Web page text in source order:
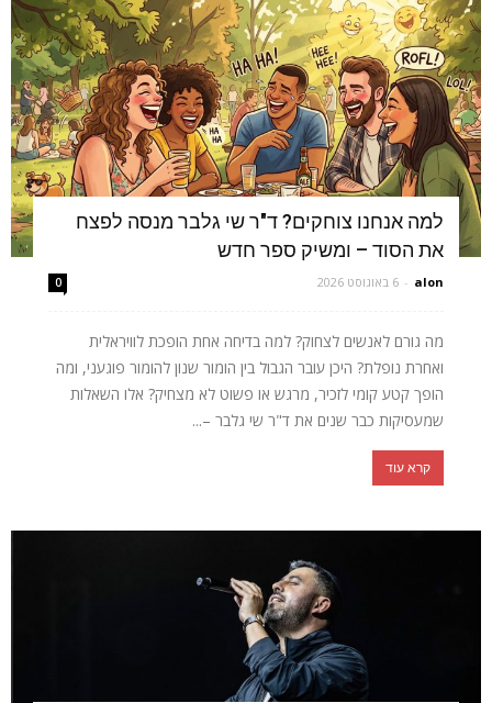
למה אנחנו צוחקים? ד"ר שי גלבר מנסה לפצח
את הסוד – ומשיק ספר חדש
alon
- 6 באוגוסט 2026 0
מה גורם לאנשים לצחוק? למה בדיחה אחת הופכת לוויראלית
ואחרת נופלת? היכן עובר הגבול בין הומור שנון להומור פוגעני, ומה
הופך קטע קומי לזכיר, מרגש או פשוט לא מצחיק? אלו השאלות
שמעסיקות כבר שנים את ד"ר שי גלבר –...
קרא עוד